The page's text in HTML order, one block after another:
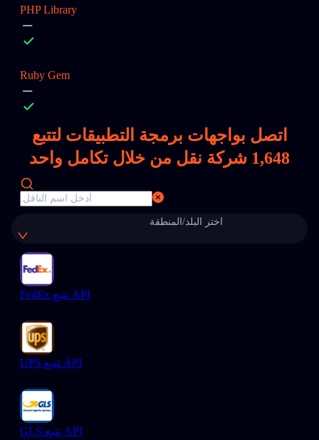
PHP Library
Ruby Gem
اتصل بواجهات برمجة التطبيقات لتتبع
1,648 شركة نقل من خلال تكامل واحد
اختر البلد/المنطقة
FedEx تتبع API
UPS تتبع API
GLS تتبع API